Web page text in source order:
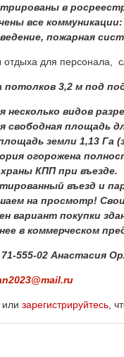
в
все
пожарная
отдыха для персонала,
3,2 м под
несколько видов
свободная площадь
земли 1,13 Га
огорожена
КПП при въезде.
въезд и
на просмотр!
вариант покупки
в коммерческом
71-555-02 Анастасия
или зарегистрируйтесь ,